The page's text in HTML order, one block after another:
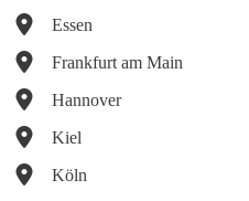
Essen
Frankfurt am Main
Hannover
Kiel
Köln